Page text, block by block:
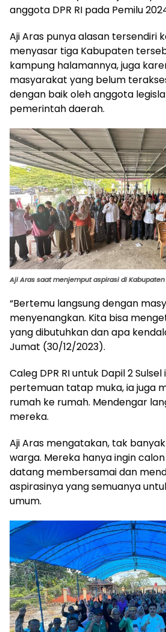
anggota DPR RI pada Pemilu
Aji Aras punya alasan tersendiri
menyasar tiga Kabupaten
kampung halamannya, juga
masyarakat yang belum
dengan baik oleh anggota
pemerintah daerah.
Aji Aras saat menjemput aspirasi di Kabupaten
“Bertemu langsung dengan
menyenangkan. Kita bisa
yang dibutuhkan dan apa
Jumat (30/12/2023).
Caleg DPR RI untuk Dapil 2
pertemuan tatap muka, ia juga
rumah ke rumah. Mendengar
mereka.
Aji Aras mengatakan, tak
warga. Mereka hanya ingin calon
datang membersamai dan
aspirasinya yang semuanya
umum.